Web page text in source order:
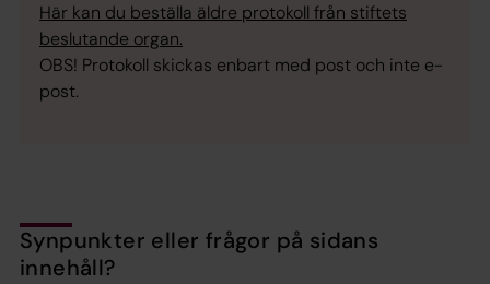
Här kan du beställa äldre protokoll från stiftets
beslutande organ.
OBS! Protokoll skickas enbart med post och inte e-
post.
Synpunkter eller frågor på sidans
innehåll?